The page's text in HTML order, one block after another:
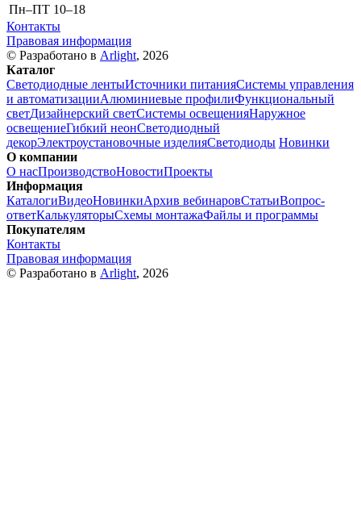
Пн–ПТ 10–18
Контакты
Правовая информация
© Разработано в Arlight, 2026
Каталог
Светодиодные лентыИсточники питанияСистемы управления
и автоматизацииАлюминиевые профилиФункциональный
светДизайнерский светСистемы освещенияНаружное
освещениеГибкий неонСветодиодный
декорЭлектроустановочные изделияСветодиоды Новинки
О компании
О насПроизводствоНовостиПроекты
Информация
КаталогиВидеоНовинкиАрхив вебинаровСтатьиВопрос-
ответКалькуляторыСхемы монтажаФайлы и программы
Покупателям
Контакты
Правовая информация
© Разработано в Arlight, 2026